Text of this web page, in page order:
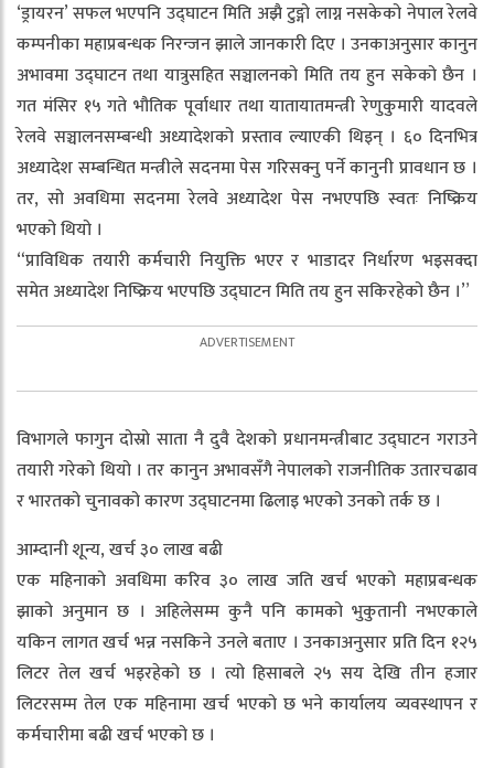
‘ड्रायरन’ सफल भएपनि उद्घाटन मिति अझै टुङ्गो लाग्न नसकेको नेपाल रेलवे
कम्पनीका महाप्रबन्धक निरन्जन झाले जानकारी दिए । उनकाअनुसार कानुन
अभावमा उद्घाटन तथा यात्रुसहित सञ्चालनको मिति तय हुन सकेको छैन ।
गत मंसिर १५ गते भौतिक पूर्वाधार तथा यातायातमन्त्री रेणुकुमारी यादवले
रेलवे सञ्चालनसम्बन्धी अध्यादेशको प्रस्ताव ल्याएकी थिइन् । ६० दिनभित्र
अध्यादेश सम्बन्धित मन्त्रीले सदनमा पेस गरिसक्नु पर्ने कानुनी प्रावधान छ ।
तर, सो अवधिमा सदनमा रेलवे अध्यादेश पेस नभएपछि स्वतः निष्क्रिय
भएको थियो ।
“प्राविधिक तयारी कर्मचारी नियुक्ति भएर र भाडादर निर्धारण भइसक्दा
समेत अध्यादेश निष्क्रिय भएपछि उद्घाटन मिति तय हुन सकिरहेको छैन ।”
विभागले फागुन दोस्रो साता नै दुवै देशको प्रधानमन्त्रीबाट उद्घाटन गराउने
तयारी गरेको थियो । तर कानुन अभावसँगै नेपालको राजनीतिक उतारचढाव
र भारतको चुनावको कारण उद्घाटनमा ढिलाइ भएको उनको तर्क छ ।
आम्दानी शून्य, खर्च ३० लाख बढी
एक महिनाको अवधिमा करिव ३० लाख जति खर्च भएको महाप्रबन्धक
झाको अनुमान छ । अहिलेसम्म कुनै पनि कामको भुकुतानी नभएकाले
यकिन लागत खर्च भन्न नसकिने उनले बताए । उनकाअनुसार प्रति दिन १२५
लिटर तेल खर्च भइरहेको छ । त्यो हिसाबले २५ सय देखि तीन हजार
लिटरसम्म तेल एक महिनामा खर्च भएको छ भने कार्यालय व्यवस्थापन र
कर्मचारीमा बढी खर्च भएको छ ।